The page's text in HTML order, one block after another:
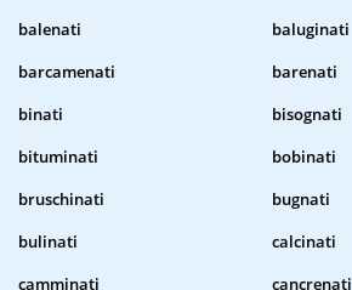
balenati
baluginati
barcamenati
barenati
binati
bisognati
bituminati
bobinati
bruschinati
bugnati
bulinati
calcinati
camminati
cancrenati